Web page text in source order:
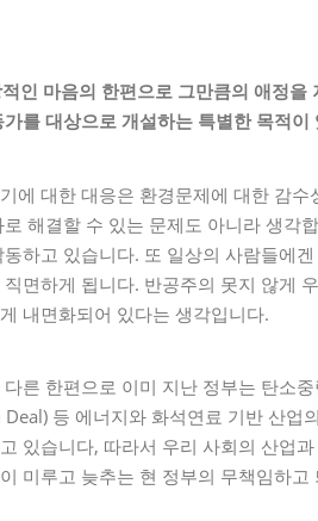
인 마음의 한편으로 그만큼의 애정을
가를 대상으로 개설하는 특별한 목적이
에 대한 대응은 환경문제에 대한 감
로 해결할 수 있는 문제도 아니라 생각
동하고 있습니다. 또 일상의 사람들에
직면하게 됩니다. 반공주의 못지 않게
내면화되어 있다는 생각입니다.
다른 한편으로 이미 지난 정부는 탄소
Deal) 등 에너지와 화석연료 기반 산업
있습니다, 따라서 우리 사회의 산업
미루고 늦추는 현 정부의 무책임하